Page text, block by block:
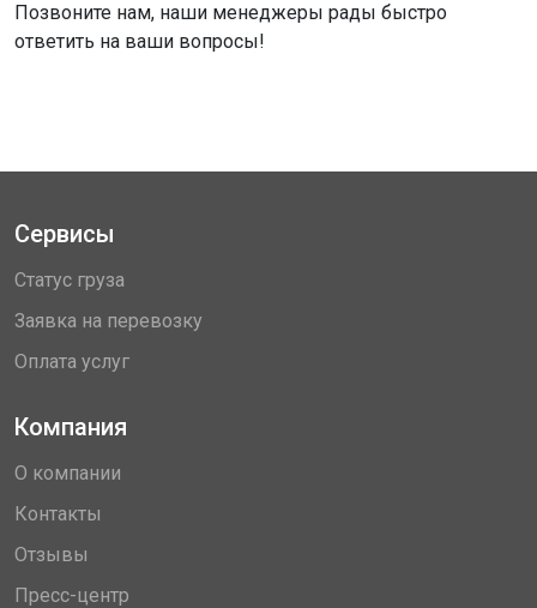
Позвоните нам, наши менеджеры рады быстро
ответить на ваши вопросы!
Сервисы
Статус груза
Заявка на перевозку
Оплата услуг
Компания
О компании
Контакты
Отзывы
Пресс-центр